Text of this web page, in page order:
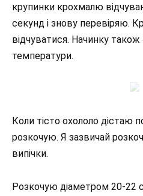
крупинки крохмалю
секунд і знову перевіряю.
відчуватися. Начинку
температури.
Коли тісто охололо дістаю
розкочую. Я зазвичай
випічки.
Розкочую діаметром 20-22